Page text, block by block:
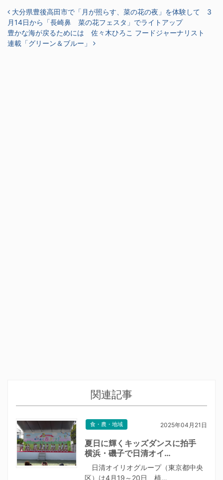
投稿ナビゲーション
大分県豊後高田市で「月が照らす、菜の花の夜」を体験して 3
月14日から「長崎鼻 菜の花フェスタ」でライトアップ
豊かな海が戻るためには 佐々木ひろこ フードジャーナリスト
連載「グリーン＆ブルー」
関連記事
食・農・地域 2025年04月21日
夏日に輝くキッズダンスに拍手
横浜・磯子で日清オイ…
日清オイリオグループ（東京都中央
区）は4月19～20日、植…